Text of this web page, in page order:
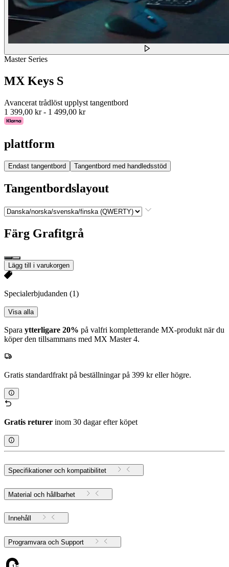
Master Series
MX Keys S
Avancerat trådlöst upplyst tangentbord
1 399,00 kr- 1 499,00 kr
plattform
Endast tangentbord Tangentbord med handledsstöd
Tangentbordslayout
Färg Grafitgrå
Lägg till i varukorgen
Specialerbjudanden (1)
Visa alla
Spara ytterligare 20% på valfri kompletterande MX-produkt när du
köper den tillsammans med MX Master 4.
Gratis standardfrakt på beställningar på 399 kr eller högre.
Gratis returer inom 30 dagar efter köpet
Specifikationer och kompatibilitet
Material och hållbarhet
Innehåll
Programvara och Support